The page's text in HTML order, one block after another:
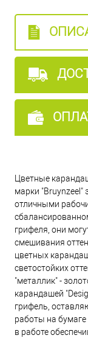
Цветные
марки "Bruynzeel"
отличными
грифеля, они
смешивания
цветных
светостойких
"металлик" -
карандашей
грифель,
работы на бумаге
в работе